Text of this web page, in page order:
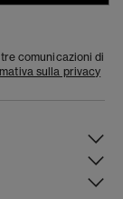
comunicazioni di
sulla privacy